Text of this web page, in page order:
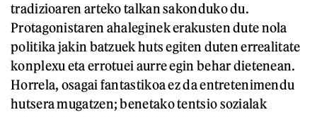
tradizioaren arteko talkan sakonduko du.
Protagonistaren ahaleginek erakusten dute nola
politika jakin batzuek huts egiten duten errealitate
konplexu eta errotuei aurre egin behar dietenean.
Horrela, osagai fantastikoa ez da entretenimendu
hutsera mugatzen; benetako tentsio sozialak